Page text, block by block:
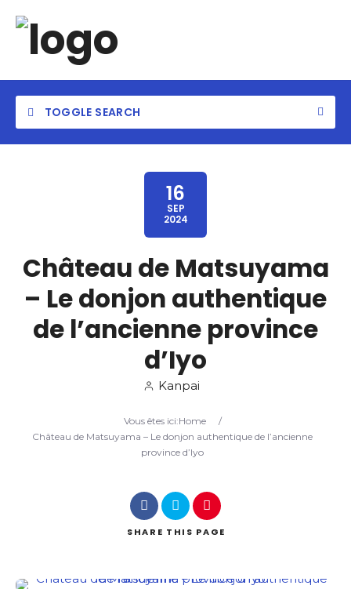
TOGGLE SEARCH
16
SEP
2024
Château de Matsuyama
– Le donjon authentique
de l’ancienne province
d’Iyo
Kanpai
Vous êtes ici:Home
/
Château de Matsuyama – Le donjon authentique de l’ancienne
province d’Iyo
SHARE THIS PAGE